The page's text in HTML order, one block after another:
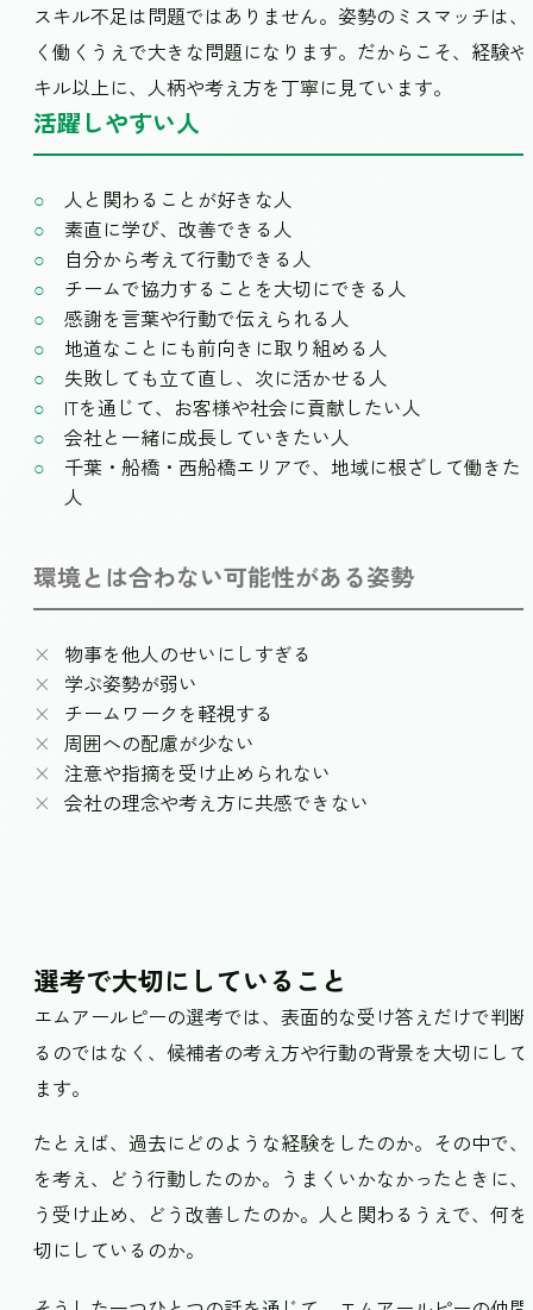
スキル不足は問題ではありません。姿勢のミスマッチは
く働くうえで大きな問題になります。だからこそ、経験
キル以上に、人柄や考え方を丁寧に見ています。
活躍しやすい人
人と関わることが好きな人
素直に学び、改善できる人
自分から考えて行動できる人
チームで協力することを大切にできる人
感謝を言葉や行動で伝えられる人
地道なことにも前向きに取り組める人
失敗しても立て直し、次に活かせる人
ITを通じて、お客様や社会に貢献したい人
会社と一緒に成長していきたい人
千葉・船橋・西船橋エリアで、地域に根ざして働きた
人
環境とは合わない可能性がある姿勢
物事を他人のせいにしすぎる
学ぶ姿勢が弱い
チームワークを軽視する
周囲への配慮が少ない
注意や指摘を受け止められない
会社の理念や考え方に共感できない
選考で大切にしていること
エムアールピーの選考では、表面的な受け答えだけで判
るのではなく、候補者の考え方や行動の背景を大切にし
ます。
たとえば、過去にどのような経験をしたのか。その中で
を考え、どう行動したのか。うまくいかなかったときに
う受け止め、どう改善したのか。人と関わるうえで、何
切にしているのか。